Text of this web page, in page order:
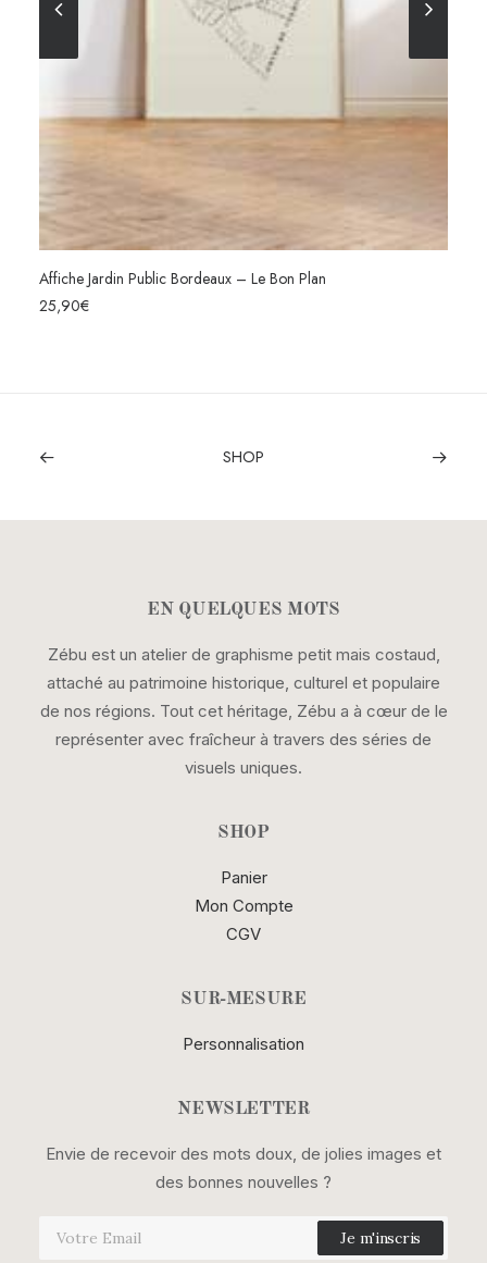
Affiche Jardin Public Bordeaux – Le Bon Plan
25,90€
SHOP
EN QUELQUES MOTS
Zébu est un atelier de graphisme petit mais costaud,
attaché au patrimoine historique, culturel et populaire
de nos régions. Tout cet héritage, Zébu a à cœur de le
représenter avec fraîcheur à travers des séries de
visuels uniques.
SHOP
Panier
Mon Compte
CGV
SUR-MESURE
Personnalisation
NEWSLETTER
Envie de recevoir des mots doux, de jolies images et
des bonnes nouvelles ?